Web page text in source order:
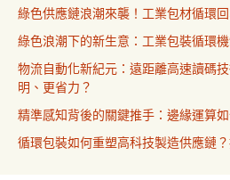
綠色供應鏈浪潮來襲！工業包材循環
綠色浪潮下的新生意：工業包裝循環
物流自動化新紀元：遠距離高速讀碼
明、更省力？
精準感知背後的關鍵推手：邊緣運算
循環包裝如何重塑高科技製造供應鏈